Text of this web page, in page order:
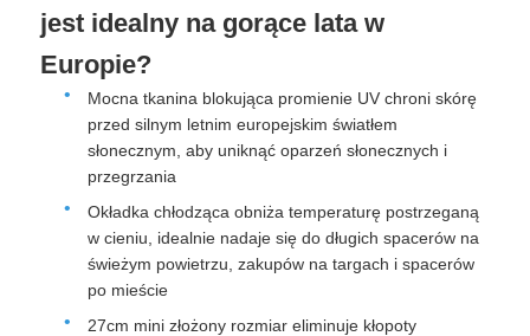
jest idealny na gorące lata w
Europie?
Mocna tkanina blokująca promienie UV chroni skórę
przed silnym letnim europejskim światłem
słonecznym, aby uniknąć oparzeń słonecznych i
przegrzania
Okładka chłodząca obniża temperaturę postrzeganą
w cieniu, idealnie nadaje się do długich spacerów na
świeżym powietrzu, zakupów na targach i spacerów
po mieście
27cm mini złożony rozmiar eliminuje kłopoty